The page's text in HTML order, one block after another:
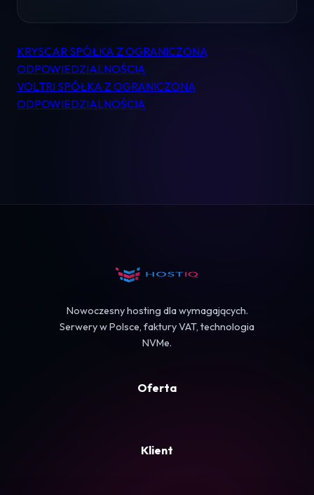
Pomoc
Kontakt
Nawigacja
wpisu
KRYSCAR SPÓŁKA Z OGRANICZONĄ
ODPOWIEDZIALNOŚCIĄ
VOLTRI SPÓŁKA Z OGRANICZONĄ
ODPOWIEDZIALNOŚCIĄ
Nowoczesny hosting dla wymagających.
Serwery w Polsce, faktury VAT, technologia
NVMe.
Oferta
Klient